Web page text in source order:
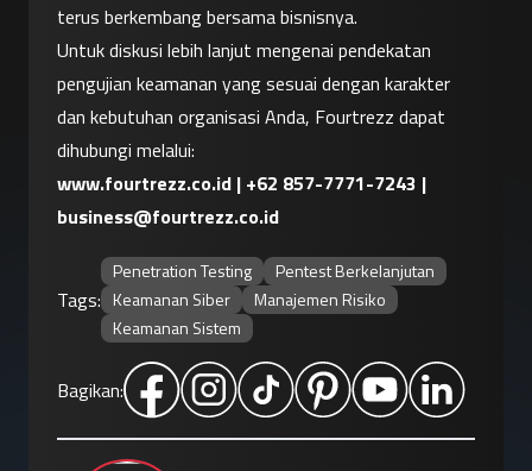
terus berkembang bersama bisnisnya.
Untuk diskusi lebih lanjut mengenai pendekatan
pengujian keamanan yang sesuai dengan karakter
dan kebutuhan organisasi Anda, Fourtrezz dapat
dihubungi melalui:
www.fourtrezz.co.id | +62 857-7771-7243
business@fourtrezz.co.id
Tags:
Penetration Testing
Pentest Berkelanjutan
Keamanan Siber
Manajemen Risiko
Keamanan Sistem
Bagikan: